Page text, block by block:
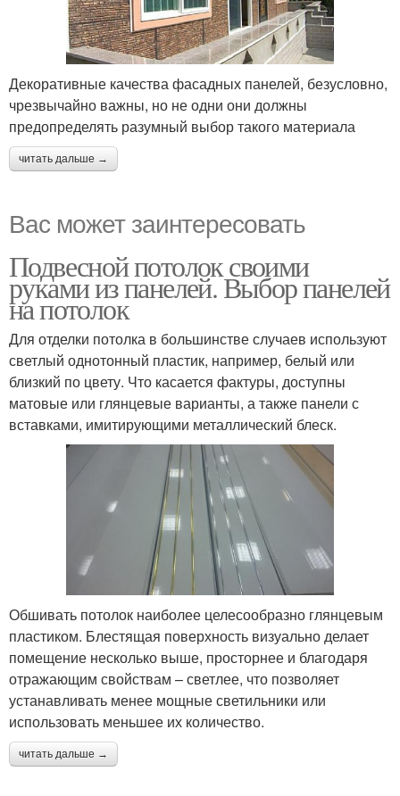
Декоративные качества фасадных панелей, безусловно,
чрезвычайно важны, но не одни они должны
предопределять разумный выбор такого материала
читать дальше →
Вас может заинтересовать
Подвесной потолок своими
руками из панелей. Выбор панелей
на потолок
Для отделки потолка в большинстве случаев используют
светлый однотонный пластик, например, белый или
близкий по цвету. Что касается фактуры, доступны
матовые или глянцевые варианты, а также панели с
вставками, имитирующими металлический блеск.
Обшивать потолок наиболее целесообразно глянцевым
пластиком. Блестящая поверхность визуально делает
помещение несколько выше, просторнее и благодаря
отражающим свойствам – светлее, что позволяет
устанавливать менее мощные светильники или
использовать меньшее их количество.
читать дальше →